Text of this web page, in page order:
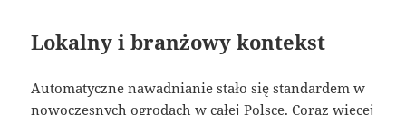
Lokalny i branżowy kontekst
Automatyczne nawadnianie stało się standardem w
nowoczesnych ogrodach w całej Polsce. Coraz więcej